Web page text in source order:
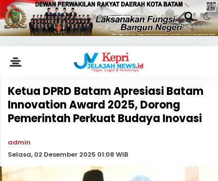
Ketua DPRD Batam Apresiasi Batam
Innovation Award 2025, Dorong
Pemerintah Perkuat Budaya Inovasi
admin
Selasa, 02 Desember 2025 01:08 WIB